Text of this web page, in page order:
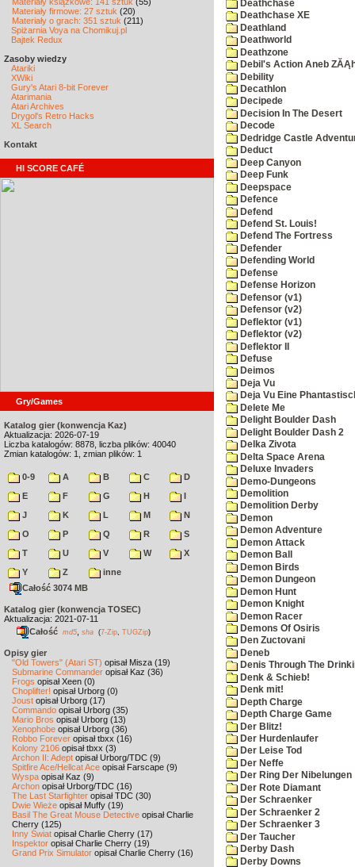
Materiały firmowe: 27 sztuk (20)
Materiały o grach: 351 sztuk (211)
Spiżarnia Voya na Chomikuj.pl
Bajtek Redux
Zasoby wiedzy
Atariki
XWiki
Gury's Atari 8-bit Forever
Atarimania
Atari Archives
Drygol's Retro Hacks
XL Search
Kontakt
HI SCORE CAFÉ
Gry/Games
Katalog gier (konwencja Kaz)
Aktualizacja: 2026-07-19
Liczba katalogów: 8878, liczba plików: 40040
Zmian katalogów: 1, zmian plików: 1
0-9 A B C
D
E
F G H
I
J
K L M
N
O
P Q R
S
T
U V W
X
Y
Z
inne
Całość 3074 MB
Katalog gier (konwencja TOSEC)
Aktualizacja: 2021-07-11
Całość md5 sha (7-Zip TUGZip)
Opisy gier
"Old Towers" (Atari ST) opisał Misza (19)
Submarine Commander opisał Kaz (36)
Frogs opisał Xeen (0)
Choplifter! opisał Urborg (0)
Joust opisał Urborg (17)
Commando opisał Urborg (35)
Mario Bros opisał Urborg (13)
Xenophobe opisał Urborg (36)
Robbo Forever opisał tbxx (16)
Kolony 2106 opisał tbxx (3)
Archon II: Adept opisał Urborg/TDC (9)
Spitfire Ace/Hellcat Ace opisał Farscape (9)
Wyspa opisał Kaz (9)
Archon opisał Urborg/TDC (16)
The Last Starfighter opisał TDC (30)
Dwie Wieże opisał Muffy (19)
Basil The Great Mouse Detective opisał Charlie
Cherry (125)
Inny Świat opisał Charlie Cherry (17)
Inspektor opisał Charlie Cherry (19)
Grand Prix Simulator opisał Charlie Cherry (16)
Deathchase
Deathchase XE
Deathland
Deathworld
Deathzone
Debil's Action Aneb
Debility
Decathlon
Decipede
Decision In The Desert
Decode
Dedridge Castle
Deduct
Deep Canyon
Deep Funk
Deepspace
Defence
Defend
Defend St. Louis!
Defend The Fortress
Defender
Defending World
Defense
Defense Horizon
Defensor (v1)
Defensor (v2)
Deflektor (v1)
Deflektor (v2)
Deflektor II
Defuse
Deimos
Deja Vu
Deja Vu Eine
Delete Me
Delight Boulder Dash
Delight Boulder Dash 2
Delka Zivota
Delta Space Arena
Deluxe Invaders
Demo-Dungeons
Demolition
Demolition Derby
Demon
Demon Adventure
Demon Attack
Demon Ball
Demon Birds
Demon Dungeon
Demon Hunt
Demon Knight
Demon Racer
Demons Of Osiris
Den Zuctovani
Deneb
Denis Through The
Denk & Schieb!
Denk mit!
Depth Charge
Depth Charge Game
Der Blitz!
Der Hurdenlaufer
Der Leise Tod
Der Neffe
Der Ring Der Nibelungen
Der Rote Diamant
Der Schraenker
Der Schraenker 2
Der Schraenker 3
Der Taucher
Derby Dash
Derby Downs